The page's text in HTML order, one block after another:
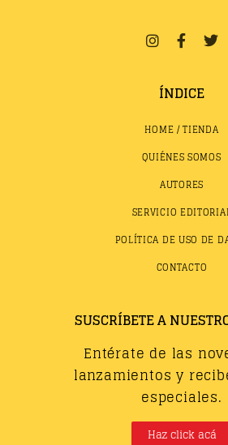
ÍNDICE
HOME / TIENDA
QUIÉNES SOMOS
AUTORES
SERVICIO
POLÍTICA DE USO DE
CONTACTO
SUSCRÍBETE A
Entérate de las
lanzamientos y
especiales.
Haz click acá